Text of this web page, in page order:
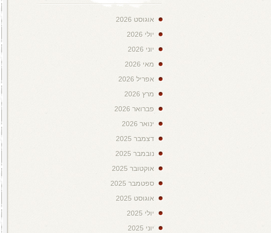
אוגוסט 2026
יולי 2026
יוני 2026
מאי 2026
אפריל 2026
מרץ 2026
פברואר 2026
ינואר 2026
דצמבר 2025
נובמבר 2025
אוקטובר 2025
ספטמבר 2025
אוגוסט 2025
יולי 2025
יוני 2025